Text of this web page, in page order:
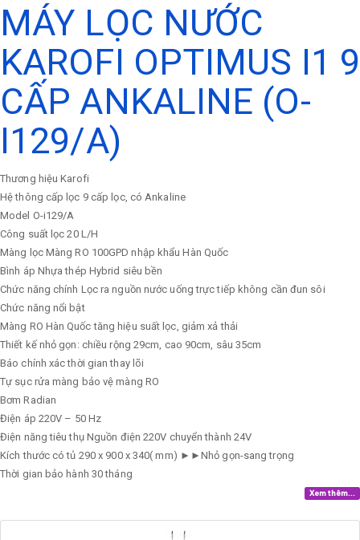
MÁY LỌC NƯỚC
KAROFI OPTIMUS I1 9
CẤP ANKALINE (O-
I129/A)
Thương hiệu Karofi
Hệ thông cấp lọc 9 cấp lọc, có Ankaline
Model O-i129/A
Công suất lọc 20 L/H
Màng lọc Màng RO 100GPD nhập khẩu Hàn Quốc
Bình áp Nhựa thép Hybrid siêu bền
Chức năng chính Lọc ra nguồn nước uống trực tiếp không cần đun sôi
Chức năng nổi bật
Màng RO Hàn Quốc tăng hiệu suất lọc, giảm xả thải
Thiết kế nhỏ gọn: chiều rộng 29cm, cao 90cm, sâu 35cm
Báo chính xác thời gian thay lõi
Tự sục rửa màng bảo vệ màng RO
Bơm Radian
Điện áp 220V – 50 Hz
Điện năng tiêu thụ Nguồn điện 220V chuyển thành 24V
Kích thước có tủ 290 x 900 x 340( mm) ►►Nhỏ gọn-sang trọng
Thời gian bảo hành 30 tháng
Xem thêm...